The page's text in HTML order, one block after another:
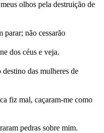
olhos pela destruição de
parar; não cessarão
dos céus e veja.
das mulheres de
fiz mal, caçaram-me como
pedras sobre mim.